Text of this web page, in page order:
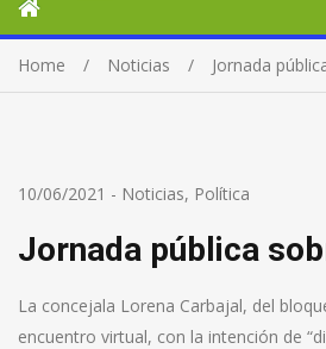
Home Noticias Jornada
10/06/2021 - Noticias, Política
Jornada pública
La concejala Lorena Carbajal, del
encuentro virtual, con la intención de